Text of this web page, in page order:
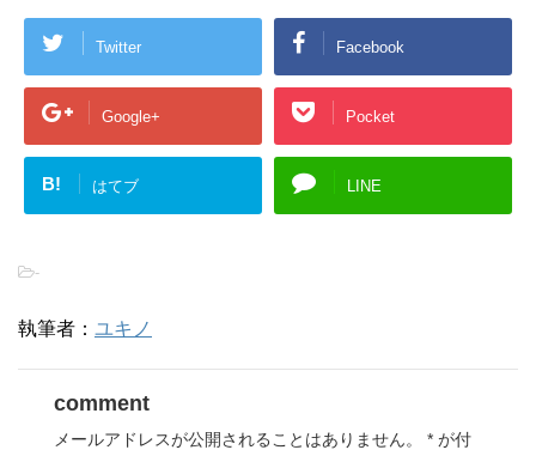
Twitter Facebook
Google+ Pocket
B! はてブ LINE
-
執筆者： ユキノ
comment
メールアドレスが公開されることはありません。 * が付